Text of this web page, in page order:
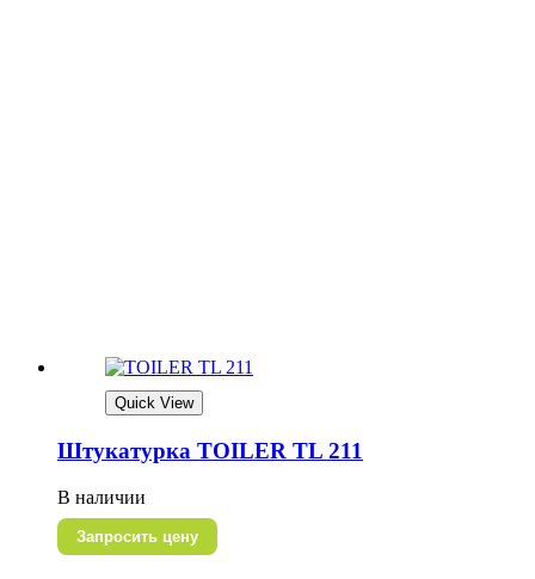
Quick View
Штукатурка TOILER TL 211
В наличии
Запросить цену